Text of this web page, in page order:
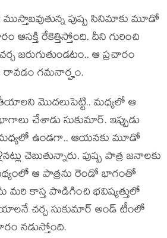
పుష్ప సినిమాకు మూడో
ఆస‌క్తి రేకెత్తిస్తోంది. దీని గురించి
జ‌రుగుతుండ‌టం.. ఆ ప్రచారం
గ‌మ‌నార్హం.
మొద‌లుపెట్టి.. మ‌ధ్య‌లో ఆ
చేశాడు సుకుమార్. ఇప్పుడు
మ‌ధ్య‌లో ఉండ‌గా.. ఆయ‌న‌కు మూడో
చెబుతున్నారు. పుష్ప పాత్ర జ‌నాల‌కు
ఆ పాత్ర‌ను రెండో భాగంతో
మ‌రి కాస్త పొడిగించి భ‌విష్య‌త్తులో
చ‌ర్చ సుకుమార్ అండ్ టీంలో
న‌డుస్తోంది.